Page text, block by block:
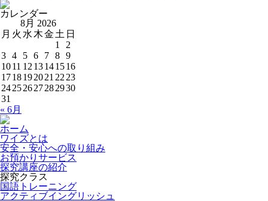
カレンダー
8月 2026
月 火 水 木金 土 日
1
2
3 4 5 6 7 8 9
1011 12 13141516
1718192021 22 23
24252627282930
31
« 6月
ホーム
ワイズとは
安全・安心への取り組み
お預かりサービス
探究講座の紹介
探究クラス
国語トレーニング
アクティブイングリッシュ